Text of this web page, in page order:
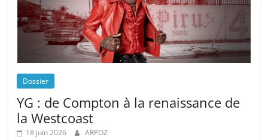
Dossier
YG : de Compton à la renaissance de
la Westcoast
18 juin 2026 ARPOZ